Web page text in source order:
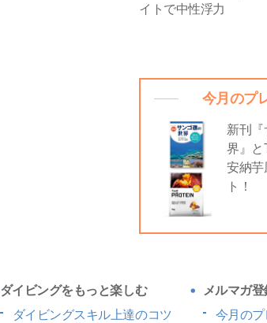
イトで中性浮力
今月のプ
新刊『
界』
安納芋
ト！
ダイビングをもっと楽しむ
ダイビングスキル上達のコツ
メルマガ
今月のプ